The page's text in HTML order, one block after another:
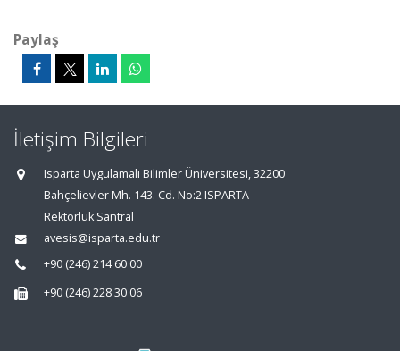
Paylaş
İletişim Bilgileri
Isparta Uygulamalı Bilimler Üniversitesi, 32200
Bahçelievler Mh. 143. Cd. No:2 ISPARTA
Rektörlük Santral
avesis@isparta.edu.tr
+90 (246) 214 60 00
+90 (246) 228 30 06